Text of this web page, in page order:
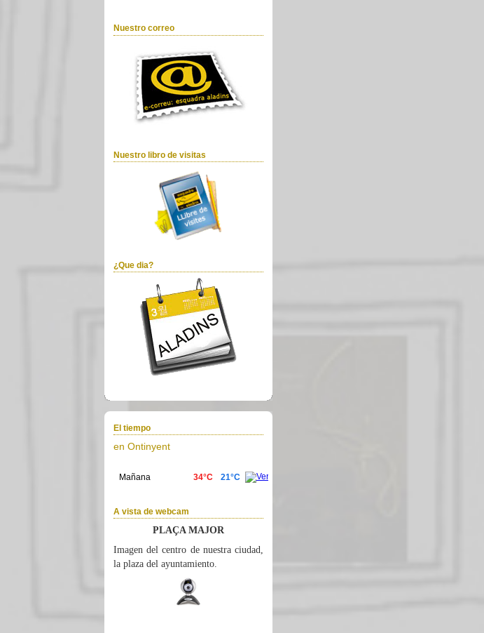
Nuestro correo
Nuestro libro de visitas
¿Que dia?
El tiempo
en Ontinyent
A vista de webcam
PLAÇA MAJOR
Imagen del centro de nuestra ciudad,
la plaza del ayuntamiento.